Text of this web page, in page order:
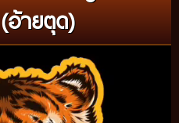
ายตุด)